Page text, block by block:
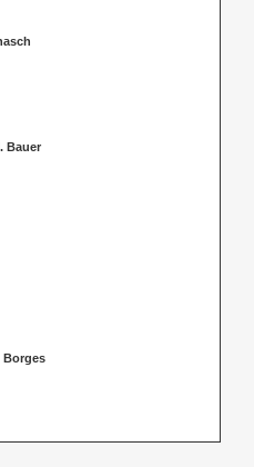
Bauer
Borges